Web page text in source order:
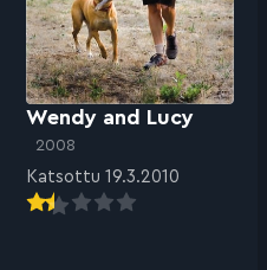
Wendy and Lucy
2008
Katsottu 19.3.2010